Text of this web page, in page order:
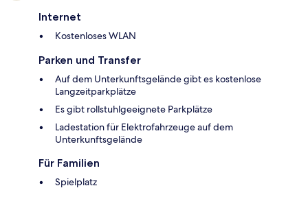
Internet
Kostenloses WLAN
Parken und Transfer
Auf dem Unterkunftsgelände gibt es kostenlose
Langzeitparkplätze
Es gibt rollstuhlgeeignete Parkplätze
Ladestation für Elektrofahrzeuge auf dem
Unterkunftsgelände
Für Familien
Spielplatz